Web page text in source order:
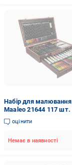
Набір для малювання
Maaleo 21644 117 шт.
оцінити
Немає в наявності